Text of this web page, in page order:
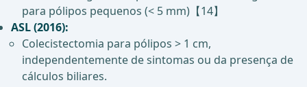
para pólipos pequenos (< 5 mm)【14】
ASL (2016):
Colecistectomia para pólipos > 1 cm,
independentemente de sintomas ou da presença de
cálculos biliares.